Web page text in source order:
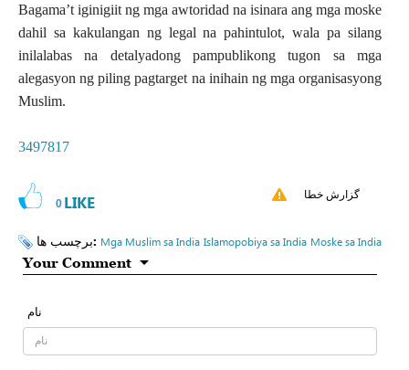
Bagama’t iginigiit ng mga awtoridad na isinara ang mga moske
dahil sa kakulangan ng legal na pahintulot, wala pa silang
inilalabas na detalyadong pampublikong tugon sa mga
alegasyon ng piling pagtarget na inihain ng mga organisasyong
Muslim.
3497817
0 LIKE گزارش خطا
برچسب ها: Mga Muslim sa India Islamopobiya sa India Moske sa India
Your Comment
نام